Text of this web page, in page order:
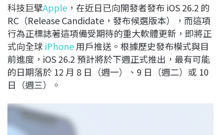
b
o
o
k
d
s
e
d
I
n
L
i
n
k
科技巨擘Apple ，在近日已向開發者發布 iOS 26.2 的
RC（Release Candidate，發布候選版本），而這項
行為正標誌著這項備受期待的重大軟體更新，即將正
式向全球 iPhone用戶推送。根據歷史發布模式與目
前進度，iOS 26.2 預計將於下週正式推出，最有可能
的日期落於 12 月 8 日（週一）、9 日（週二）或 10
日（週三）。